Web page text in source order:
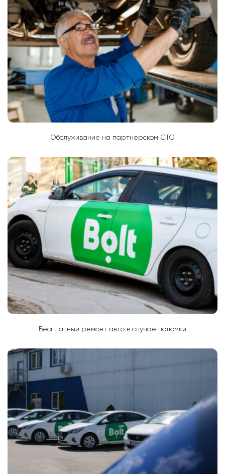
Авто закреплено только за 1 водителем
Экспертная техническая и консультационная поддержка
Полное техобслуживание происходит за наш счёт
Работать на этом авто
Оформить под выкуп
Обслуживание на партнерском СТО
Бесплатный ремонт авто в случае поломки